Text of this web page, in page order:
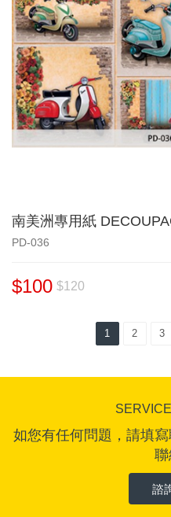
南美洲專用紙
PD-036
$100 $120
1 2 3
如您有任何問題，請填
聯
諮